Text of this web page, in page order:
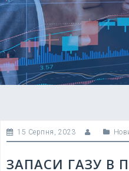
15 Серпня, 2023
ЗАПАСИ ГАЗУ В